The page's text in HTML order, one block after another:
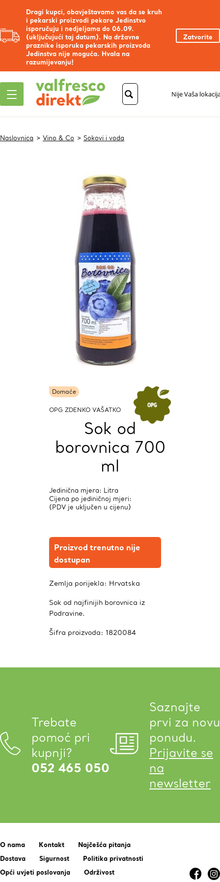
Dragi kupci, obavještavamo vas da se kruh
i pekarski proizvodi pekare Jedinstvo
isporučuju i nedjeljama do 06.09.
(uključujući taj datum). Na državne
praznike isporuka pekarskih proizvoda
Jedinstva nije moguća. Hvala na
razumijevanju!
Zatvorite
Nije Vaša
Naslovnica Vino & Co Sokovi i voda
Domaće
OPG ZDENKO VAŠATKO
Sok od
borovnica 700
ml
Jedinična mjera: Litra
Cijena po jediničnoj mjeri:
(PDV je uključen u cijenu)
Proizvod trenutno nije
dostupan
Zemlja porijekla: Hrvatska
Sok od najfinijih borovnica iz
Podravine.
Šifra proizvoda: 1820084
Trebate
pomoć pri
kupnji?
052 465 050
Saznajte
prvi za novu
ponudu.
Prijavite se
na
newsletter
O nama Kontakt
Najčešća pitanja
Dostava
Sigurnost
Politika privatnosti
Opći uvjeti poslovanja
Održivost